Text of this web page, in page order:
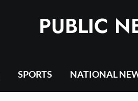
PUBLIC
SPORTS NATIONAL